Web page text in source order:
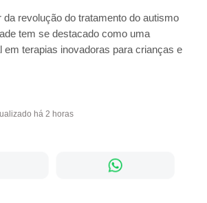
da revolução do tratamento do autismo
tem se destacado como uma
em terapias inovadoras para crianças e
há 2 horas